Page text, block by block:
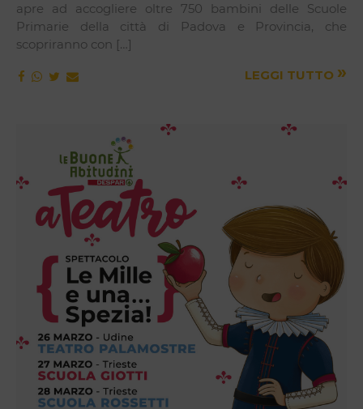
apre ad accogliere oltre 750 bambini delle Scuole
Primarie della città di Padova e Provincia, che
scopriranno con […]
LEGGI TUTTO »